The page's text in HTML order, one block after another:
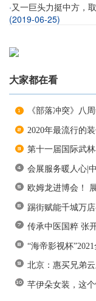
· 又一巨头力挺中方，
(2019-06-25)
大家都在看
《部落冲突》八
2020年最流行的
第十一届国际武
会展服务暖人心|
欧姆龙进博会！
踢街赋能千城万
传承中医国粹 张
“海帝影视杯
北京：惠买兄弟
芊伊朵女装，这